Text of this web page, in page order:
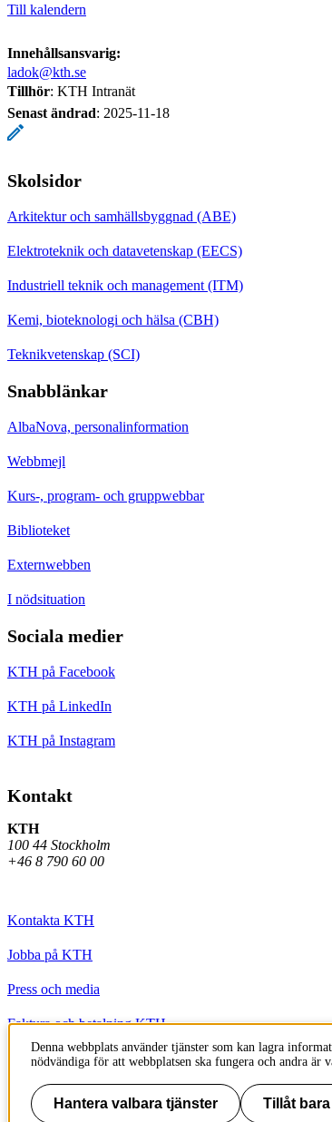
Till kalendern
Innehållsansvarig:
ladok@kth.se
Tillhör: KTH Intranät
Senast ändrad: 2025-11-18
Skolsidor
Arkitektur och samhällsbyggnad (ABE)
Elektroteknik och datavetenskap (EECS)
Industriell teknik och management (ITM)
Kemi, bioteknologi och hälsa (CBH)
Teknikvetenskap (SCI)
Snabblänkar
AlbaNova, personalinformation
Webbmejl
Kurs-, program- och gruppwebbar
Biblioteket
Externwebben
I nödsituation
Sociala medier
KTH på Facebook
KTH på LinkedIn
KTH på Instagram
Kontakt
KTH
100 44 Stockholm
+46 8 790 60 00
Kontakta KTH
Jobba på KTH
Press och media
Faktura och betalning KTH
Om KTH:s webbplatser
Tillgänglighetsredogörelse
Denna webbplats använder tjänster som kan lagra
nödvändiga för att webbplatsen ska fungera och andra är
Hantera valbara tjänster Tillåt